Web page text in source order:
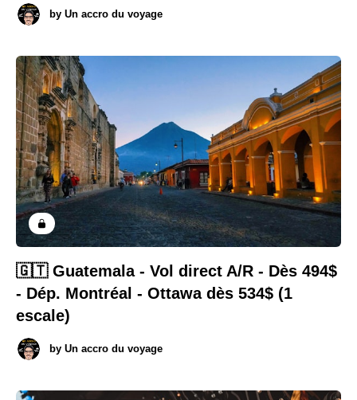
by Un accro du voyage
🇬🇹 Guatemala - Vol direct A/R - Dès 494$
- Dép. Montréal - Ottawa dès 534$ (1
escale)
by Un accro du voyage